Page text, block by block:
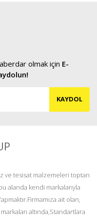
olmak için E-
KAYDOL
ve tesisat malzemeleri toptan
alanda kendi markalarıyla
ait olan,
altında,Standartlara